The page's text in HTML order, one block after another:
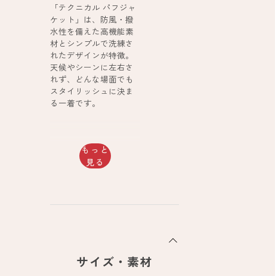
「テクニカル パフジャ
ケット」は、防風・撥
水性を備えた高機能素
材とシンプルで洗練さ
れたデザインが特徴。
天候やシーンに左右さ
れず、どんな場面でも
スタイリッシュに決ま
る一着です。
もっと
見る
サイズ・素材